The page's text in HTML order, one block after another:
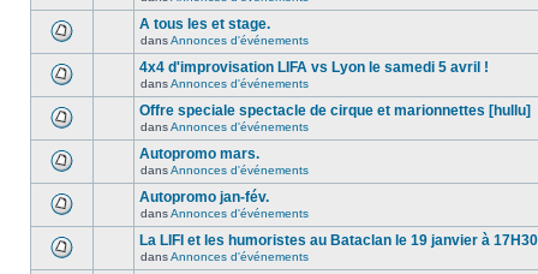
A tous les et stage.
dansAnnonces d'événements
4x4 d'improvisation LIFA vs Lyon le samedi 5 avril !
dansAnnonces d'événements
Offre speciale spectacle de cirque et marionnettes [hullu]
dansAnnonces d'événements
Autopromo mars.
dansAnnonces d'événements
Autopromo jan-fév.
dansAnnonces d'événements
La LIFI et les humoristes au Bataclan le 19 janvier à
dansAnnonces d'événements